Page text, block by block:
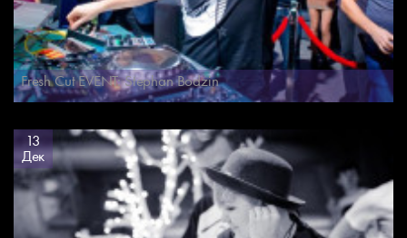
Fresh Cut EVENT: Stephan Bodzin
13
Дек